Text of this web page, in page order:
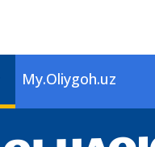
My.Oliygoh.uz